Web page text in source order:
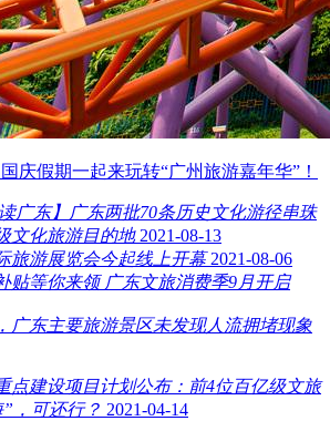
庆假期一起来玩转“广州旅游嘉年华”！
广东】广东两批70条历史文化游径串珠
文化旅游目的地 2021-08-13
旅游展览会今起线上开幕 2021-08-06
贴等你来领 广东文旅消费季9月开启
广东主要旅游景区未发现人流拥堵现象
点建设项目计划公布：前4位百亿级文旅
，可还行？ 2021-04-14